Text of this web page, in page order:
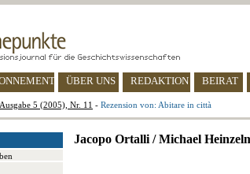
ÜBER UNS REDAKTION BEIRAT
Ausgabe 5 (2005), Nr. 11 - Rezension von: Abitare in città
Jacopo Ortalli / Michael